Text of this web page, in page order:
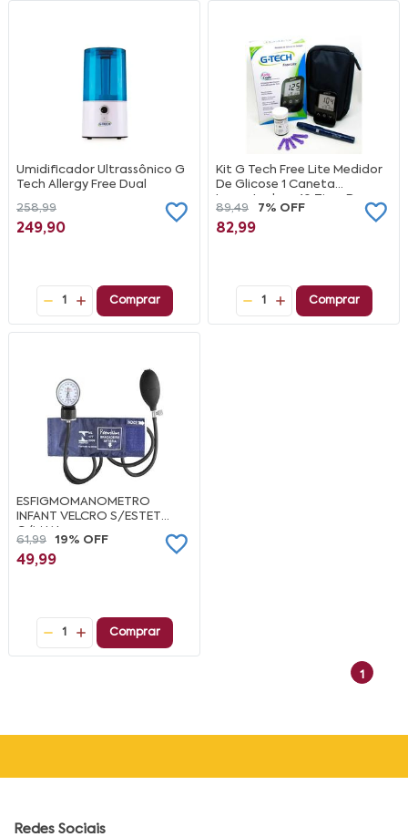
Umidificador Ultrassônico G
Tech Allergy Free Dual
258,99
249,90
1 Comprar
Kit G Tech Free Lite Medidor
De Glicose 1 Caneta
Lancetadora 10 Tiras De
Teste 10 Lancetas
89,49 7% OFF
82,99
1 Comprar
ESFIGMOMANOMETRO
INFANT VELCRO S/ESTET
C/MAN
61,99 19% OFF
49,99
1 Comprar
1
Redes Sociais